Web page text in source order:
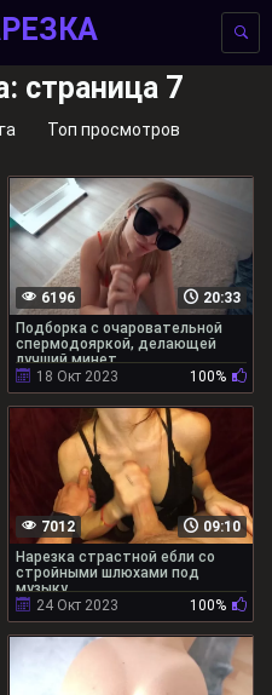
страница 7
Топ просмотров
20:33
6196
Подборка с очаровательной
спермодояркой, делающей
лучший минет
18 Окт 2023
100%
09:10
7012
Нарезка страстной ебли со
стройными шлюхами под
музыку
24 Окт 2023
100%